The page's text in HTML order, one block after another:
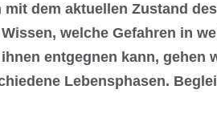
mit dem aktuellen Zustand
welche Gefahren in
entgegnen kann, gehen
Lebensphasen.